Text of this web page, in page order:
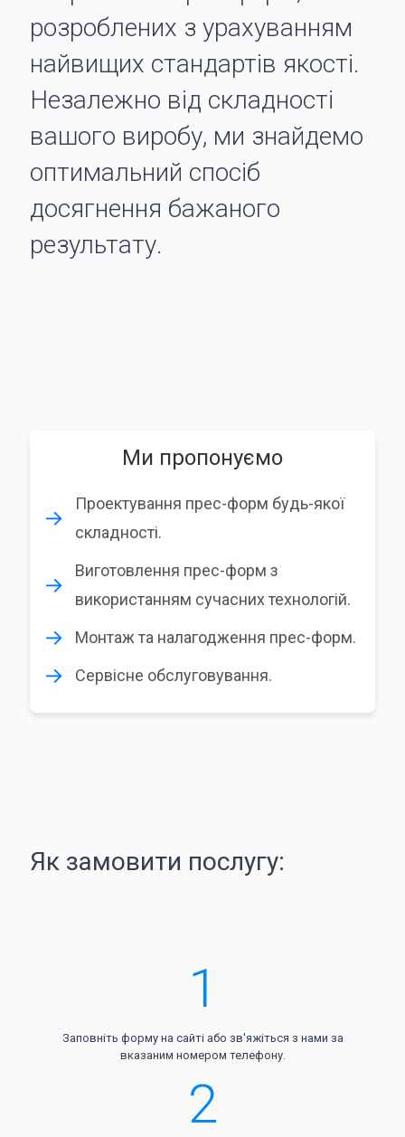
розроблених з урахуванням
найвищих стандартів якості.
Незалежно від складності
вашого виробу, ми знайдемо
оптимальний спосіб
досягнення бажаного
результату.
Ми пропонуємо
Проектування прес-форм будь-якої
складності.
Виготовлення прес-форм з
використанням сучасних технологій.
Монтаж та налагодження прес-форм.
Сервісне обслуговування.
Як замовити послугу:
1
Заповніть форму на сайті або зв'яжіться з нами за
вказаним номером телефону.
2